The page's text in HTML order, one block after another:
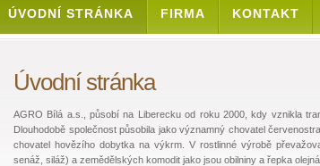
ÚVODNÍ STRÁNKA FIRMA KONTAKT
Úvodní stránka
AGRO Bílá a.s., působí na Liberecku od roku 2000, kdy vznikla
Dlouhodobě společnost působila jako významný chovatel
chovatel hovězího dobytka na výkrm. V rostlinné výrobě
senáž, siláž) a zemědělských komodit jako jsou obilniny a řepka olejná.